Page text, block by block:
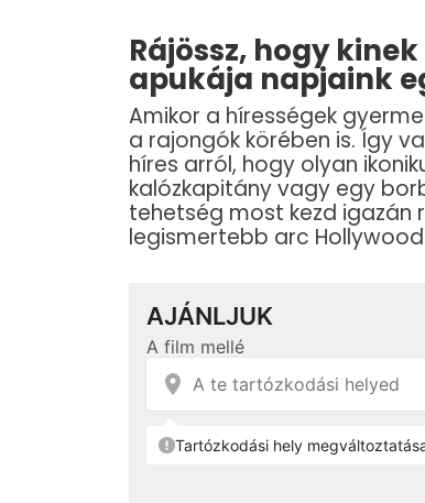
Rájössz, hogy
apukája napjaink
Amikor a hírességek
a rajongók körében is. Így
híres arról, hogy olyan
kalózkapitány vagy egy
tehetség most kezd igazán
legismertebb arc